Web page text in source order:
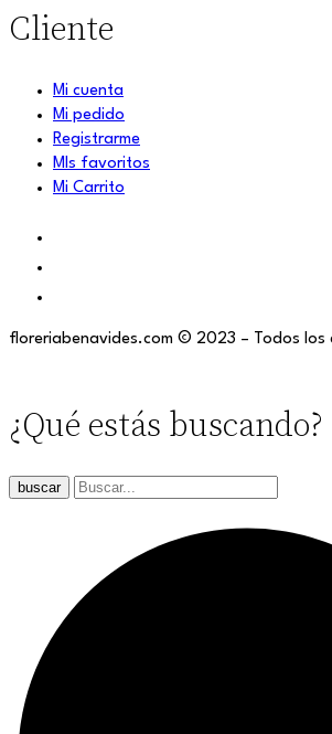
Cliente
Mi cuenta
Mi pedido
Registrarme
MIs favoritos
Mi Carrito
floreriabenavides.com © 2023 – Todos los
¿Qué estás buscando?
buscar